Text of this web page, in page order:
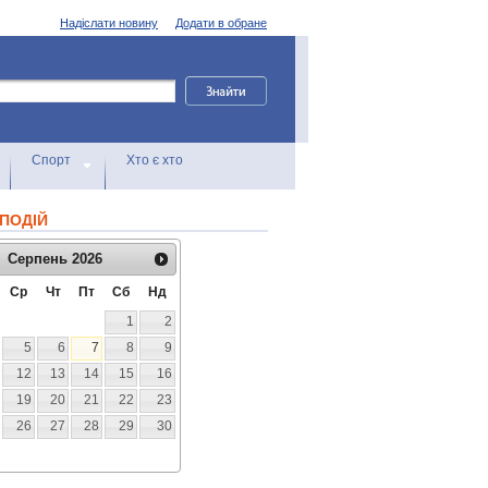
Додати в обране
Надіслати новину
Спорт Хто є хто
Серпень 2026
Ср Чт Пт Сб
Нд
1
2
5 6 7 8
9
12 13 14 15
16
19 20 21 22
23
26 27 28 29
30